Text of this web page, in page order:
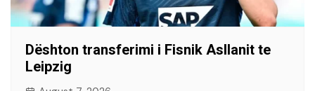
Dështon transferimi i Fisnik Asllanit te
Leipzig